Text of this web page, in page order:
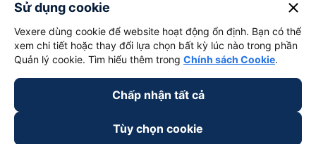
Sử dụng cookie close
Vexere dùng cookie để website hoạt động ổn định. Bạn có thể
xem chi tiết hoặc thay đổi lựa chọn bất kỳ lúc nào trong phần
Quản lý cookie. Tìm hiểu thêm trong Chính sách Cookie.
Chấp nhận tất cả
Tùy chọn cookie